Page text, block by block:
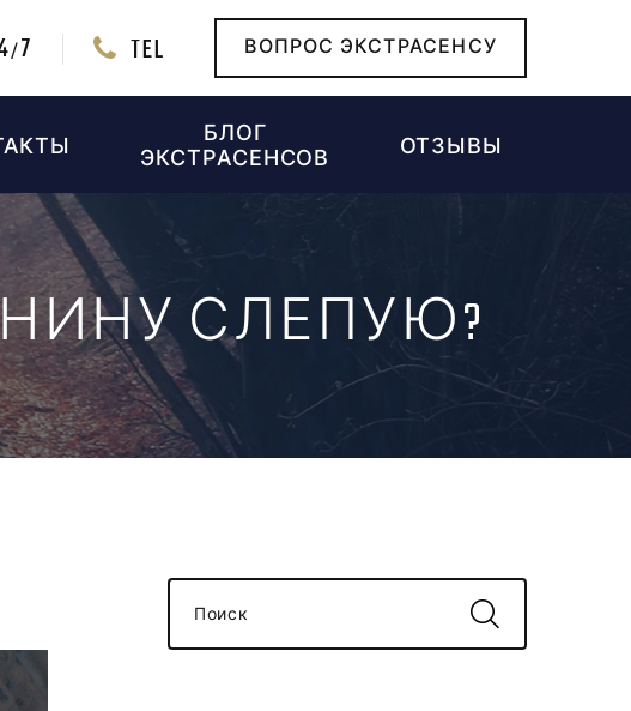
/7 TEL ВОПРОС ЭКСТРАСЕНСУ
БЛОГ
ЭКСТРАСЕНСОВ
ОТЗЫВЫ
СЛЕПУЮ?
Поиск